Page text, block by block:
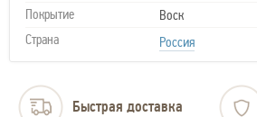
Покрытие
Воск
Страна
Россия
Быстрая доставка